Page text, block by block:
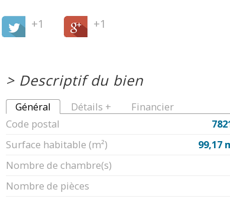
+1 +1
> Descriptif du bien
Général Détails +
Financier
Code postal
Surface habitable (m²)
99,17
Nombre de chambre(s)
Nombre de pièces